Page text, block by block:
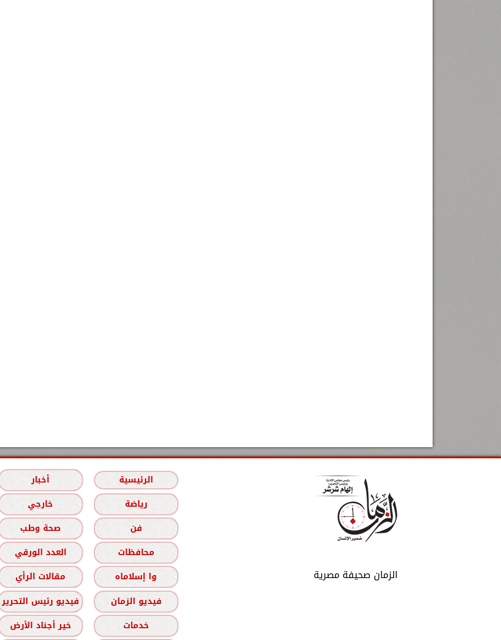
الزمان صحيفة مصرية
الرئيسية أخبار
رياضة
خارجي
فن
صحة وطب
محافظات
العدد الورقي
وا إسلاماه
مقالات الرأي
فيديو الزمان
فيديو رئيس التحرير
خدمات
خير أجناد الأرض